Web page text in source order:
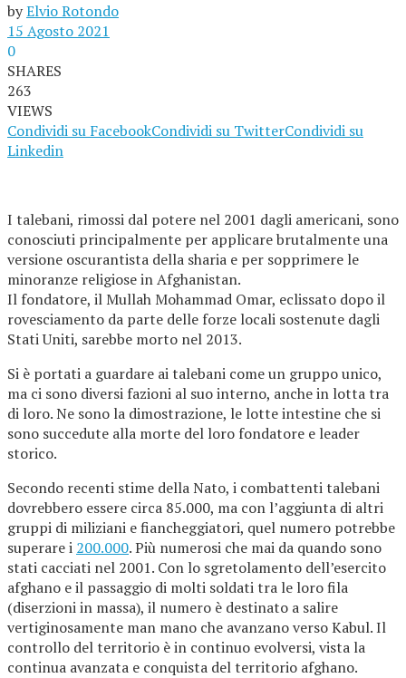
byElvio Rotondo
15 Agosto 2021
0
SHARES
263
VIEWS
Condividi su FacebookCondividi su TwitterCondividi su
Linkedin
I talebani, rimossi dal potere nel 2001 dagli americani, sono
conosciuti principalmente per applicare brutalmente una
versione oscurantista della sharia e per sopprimere le
minoranze religiose in Afghanistan.
Il fondatore, il Mullah Mohammad Omar, eclissato dopo il
rovesciamento da parte delle forze locali sostenute dagli
Stati Uniti, sarebbe morto nel 2013.
Si è portati a guardare ai talebani come un gruppo unico,
ma ci sono diversi fazioni al suo interno, anche in lotta tra
di loro. Ne sono la dimostrazione, le lotte intestine che si
sono succedute alla morte del loro fondatore e leader
storico.
Secondo recenti stime della Nato, i combattenti talebani
dovrebbero essere circa 85.000, ma con l’aggiunta di altri
gruppi di miliziani e fiancheggiatori, quel numero potrebbe
superare i 200.000. Più numerosi che mai da quando sono
stati cacciati nel 2001. Con lo sgretolamento dell’esercito
afghano e il passaggio di molti soldati tra le loro fila
(diserzioni in massa), il numero è destinato a salire
vertiginosamente man mano che avanzano verso Kabul. Il
controllo del territorio è in continuo evolversi, vista la
continua avanzata e conquista del territorio afghano.